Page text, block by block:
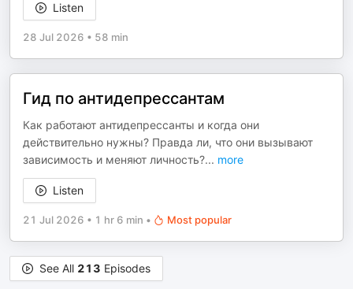
Listen
28 Jul 2026 • 58 min
Гид по антидепрессантам
Как работают антидепрессанты и когда они
действительно нужны? Правда ли, что они вызывают
зависимость и меняют личность?... more
Listen
21 Jul 2026 • 1 hr 6 min • Most popular
See All 213 Episodes